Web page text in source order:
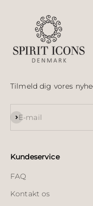
Tilmeld dig vores
E-mail
Abonnér
Kundeservice
FAQ
Kontakt os